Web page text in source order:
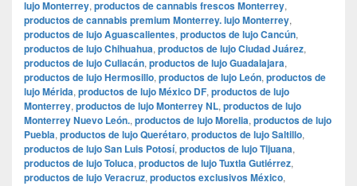
lujo Monterrey, productos de cannabis frescos Monterrey,
productos de cannabis premium Monterrey. lujo Monterrey,
productos de lujo Aguascalientes, productos de lujo Cancún,
productos de lujo Chihuahua, productos de lujo Ciudad Juárez,
productos de lujo Culiacán, productos de lujo Guadalajara,
productos de lujo Hermosillo, productos de lujo León, productos de
lujo Mérida, productos de lujo México DF, productos de lujo
Monterrey, productos de lujo Monterrey NL, productos de lujo
Monterrey Nuevo León., productos de lujo Morelia, productos de lujo
Puebla, productos de lujo Querétaro, productos de lujo Saltillo,
productos de lujo San Luis Potosí, productos de lujo Tijuana,
productos de lujo Toluca, productos de lujo Tuxtla Gutiérrez,
productos de lujo Veracruz, productos exclusivos México,